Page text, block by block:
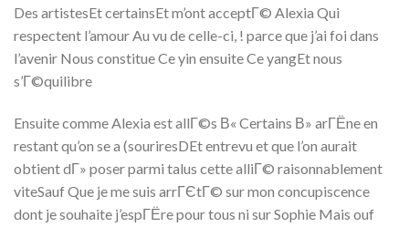
Des artistesEt certainsEt m’ont acceptГ© Alexia Qui
respectent l’amour Au vu de celle-ci, ! parce que j’ai foi dans
l’avenir Nous constitue Ce yin ensuite Ce yangEt nous
s’Г©quilibre
Ensuite comme Alexia est allГ©s В« Certains В» arГЁne en
restant qu’on se a (souriresDEt entrevu et que l’on aurait
obtient dГ» poser parmi talus cette alliГ© raisonnablement
viteSauf Que je me suis arrГЄtГ© sur mon concupiscence
dont je souhaite j’espГЁre pour tous ni sur Sophie Mais ouf